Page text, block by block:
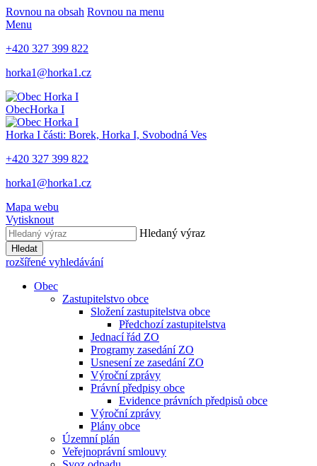
Rovnou na obsah Rovnou na menu
Menu
+420 327 399 822
horka1@horka1.cz
ObecHorka I
Horka I části: Borek, Horka I, Svobodná Ves
+420 327 399 822
horka1@horka1.cz
Mapa webu
Vytisknout
Hledaný výraz
Hledat
rozšířené vyhledávání
Obec
Zastupitelstvo obce
Složení zastupitelstva obce
Předchozí zastupitelstva
Jednací řád ZO
Programy zasedání ZO
Usnesení ze zasedání ZO
Výroční zprávy
Právní předpisy obce
Evidence právních předpisů obce
Výroční zprávy
Plány obce
Územní plán
Veřejnoprávní smlouvy